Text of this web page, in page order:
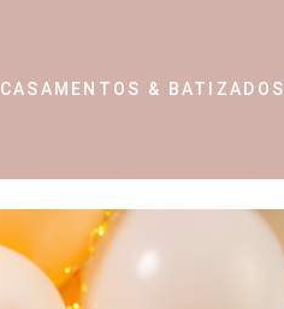
CASAMENTOS & BATIZADOS